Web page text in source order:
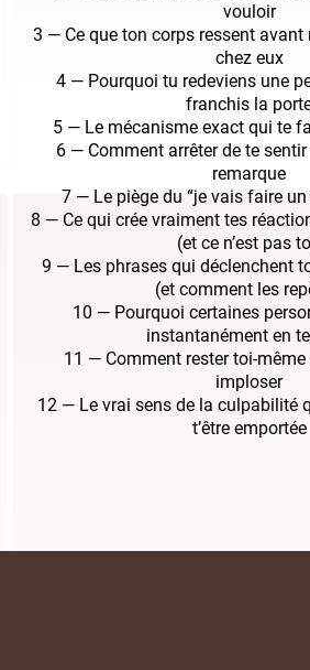
vouloir
3 — Ce que ton corps ressent avant
chez eux
4 — Pourquoi tu redeviens une
franchis la
5 — Le mécanisme exact qui te
6 — Comment arrêter de te sentir
remarque
7 — Le piège du “je vais faire
8 — Ce qui crée vraiment tes
(et ce n’est pas
9 — Les phrases qui déclenchent
(et comment les
10 — Pourquoi certaines
instantanément en
11 — Comment rester toi-
imploser
12 — Le vrai sens de la culpabilité
t’être emportée